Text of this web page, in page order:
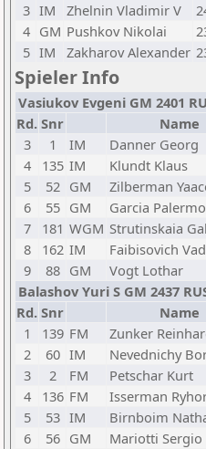
3 IM Zhelnin Vladimir V
4 GM Pushkov Nikolai
5 IM Zakharov Alexander
Spieler Info
Vasiukov Evgeni GM 2401
Rd. Snr Name
3
1 IM Danner Georg
4
135 IM Klundt Klaus
5
52 GM Zilberman
6
55 GM Garcia
7
181 WGM Strutinskaia
8
162 IM Faibisovich
9
88 GM Vogt Lothar
Balashov Yuri S GM 2437
Rd. Snr Name
1
139 FM Zunker
2
60 IM Nevednichy
3
2 FM Petschar Kurt
4
136 FM Isserman
5
53 IM Birnboim
6
56 GM Mariotti Sergio